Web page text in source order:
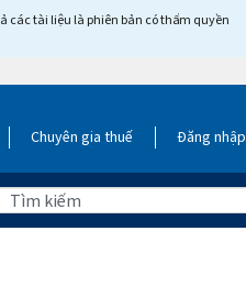
các tài liệu là phiên bản có thẩm quyền
Chuyên gia thuế Đăng nhập